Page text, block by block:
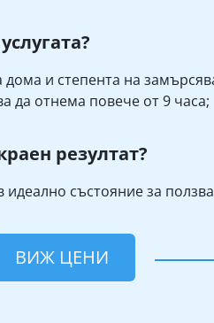
и степента на
да отнема повече от 9 часа;
резултат?
състояние за
ВИЖ ЦЕНИ